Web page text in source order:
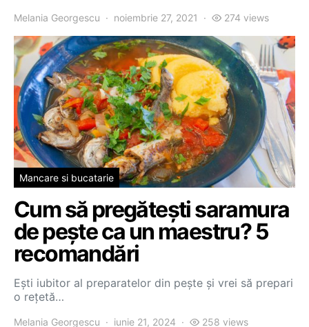
Melania Georgescu noiembrie 27, 2021 274 views
Mancare si bucatarie
Cum să pregătești saramura
de pește ca un maestru? 5
recomandări
Ești iubitor al preparatelor din pește și vrei să prepari
o rețetă…
Melania Georgescu iunie 21, 2024 258 views